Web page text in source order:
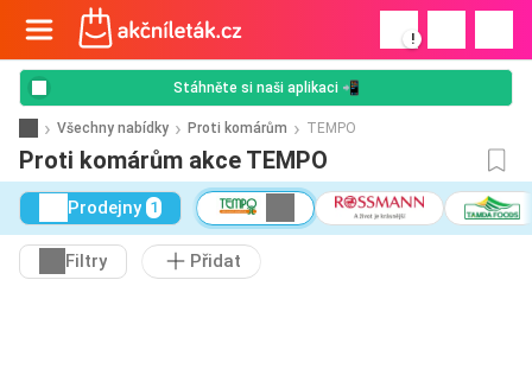
!
Stáhněte si naši aplikaci 📲
Všechny nabídky Proti komárům TEMPO
Proti komárům akce TEMPO
Prodejny 1
Filtry Přidat